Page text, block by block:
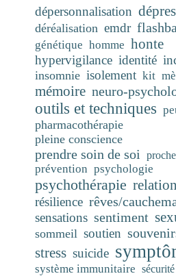
dépersonnalisation
déréalisation emdr
génétique homme honte
hypervigilance identité
insomnie isolement kit
mémoire neuro-
outils et techniques
pharmacothérapie
pleine conscience
prendre soin de soi
prévention psychologie
psychothérapie
résilience rêves/
sensations sentiment
sommeil soutien
stress suicide
système immunitaire sécurité